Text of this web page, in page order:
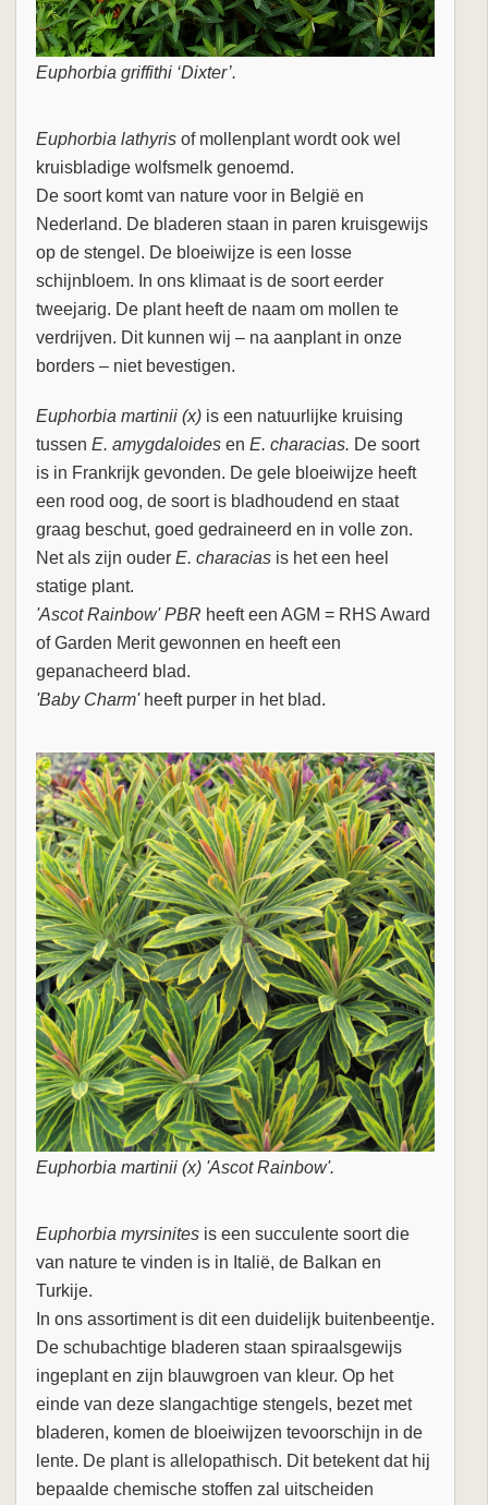
Euphorbia griffithi ‘Dixter’.
Euphorbia lathyris of mollenplant wordt ook wel
kruisbladige wolfsmelk genoemd.
De soort komt van nature voor in België en
Nederland. De bladeren staan in paren kruisgewijs
op de stengel. De bloeiwijze is een losse
schijnbloem. In ons klimaat is de soort eerder
tweejarig. De plant heeft de naam om mollen te
verdrijven. Dit kunnen wij – na aanplant in onze
borders – niet bevestigen.
Euphorbia martinii (x) is een natuurlijke kruising
tussen E. amygdaloides en E. characias. De soort
is in Frankrijk gevonden. De gele bloeiwijze heeft
een rood oog, de soort is bladhoudend en staat
graag beschut, goed gedraineerd en in volle zon.
Net als zijn ouder E. characias is het een heel
statige plant.
'Ascot Rainbow' PBR heeft een AGM = RHS Award
of Garden Merit gewonnen en heeft een
gepanacheerd blad.
'Baby Charm'heeft purper in het blad.
Euphorbia martinii (x) 'Ascot Rainbow'.
Euphorbia myrsinites is een succulente soort die
van nature te vinden is in Italië, de Balkan en
Turkije.
In ons assortiment is dit een duidelijk buitenbeentje.
De schubachtige bladeren staan spiraalsgewijs
ingeplant en zijn blauwgroen van kleur. Op het
einde van deze slangachtige stengels, bezet met
bladeren, komen de bloeiwijzen tevoorschijn in de
lente. De plant is allelopathisch. Dit betekent dat hij
bepaalde chemische stoffen zal uitscheiden